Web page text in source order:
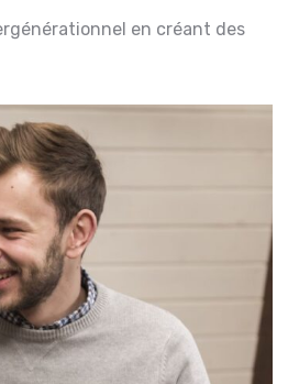
en créant des